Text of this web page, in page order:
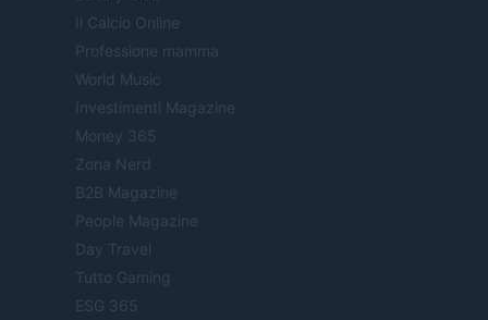
Il Calcio Online
Professione mamma
World Music
Investimenti Magazine
Money 365
Zona Nerd
B2B Magazine
People Magazine
Day Travel
Tutto Gaming
ESG 365